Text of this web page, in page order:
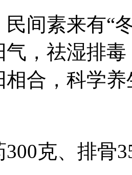
间素来有“
气，祛湿排
相合，科学
克、排骨